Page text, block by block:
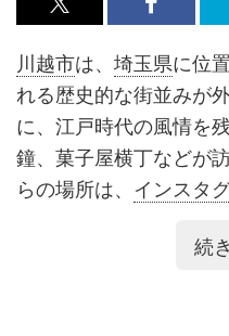
x<br>
で
記
事
を
シ
で
記
事
を
シ
川越市は、 埼玉県に位
れる歴史的な街並みが
に、江戸時代の風情を
鐘、菓子屋横丁などが
らの場所は、 インスタ
訪日客
続